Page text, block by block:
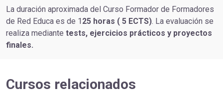
La duración aproximada del Curso Formador de Formadores
de Red Educa es de 125 horas ( 5 ECTS). La evaluación se
realiza mediante tests, ejercicios prácticos y proyectos
finales.
Cursos relacionados